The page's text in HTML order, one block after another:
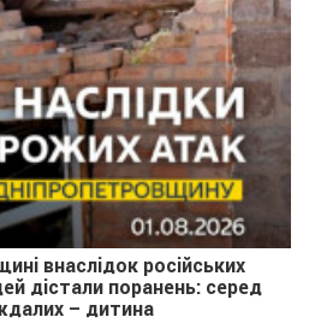
внаслідок російських
дістали поранень: серед
– дитина